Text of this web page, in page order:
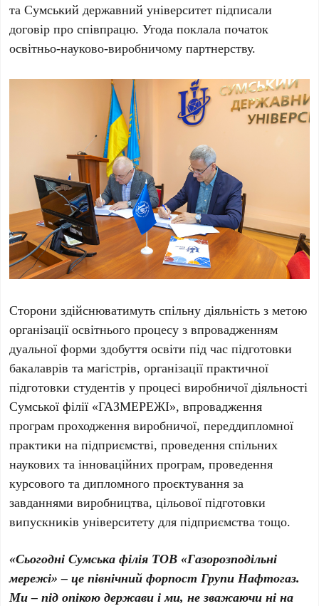
та Сумський державний університет підписали
договір про співпрацю. Угода поклала початок
освітньо-науково-виробничому партнерству.
Сторони здійснюватимуть спільну діяльність з метою
організації освітнього процесу з впровадженням
дуальної форми здобуття освіти під час підготовки
бакалаврів та магістрів, організації практичної
підготовки студентів у процесі виробничої діяльності
Сумської філії «ГАЗМЕРЕЖІ», впровадження
програм проходження виробничої, переддипломної
практики на підприємстві, проведення спільних
наукових та інноваційних програм, проведення
курсового та дипломного проєктування за
завданнями виробництва, цільової підготовки
випускників університету для підприємства тощо.
«Сьогодні Сумська філія ТОВ «Газорозподільні
мережі» – це північний форпост Групи Нафтогаз.
Ми – під опікою держави і ми, не зважаючи ні на